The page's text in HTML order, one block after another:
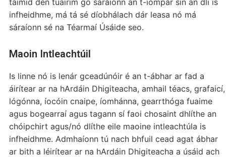
táimid den tuairim go sáraíonn an t-iompar sin an dlí is
infheidhme, má tá sé díobhálach dár leasa nó má
sáraíonn sé na Téarmaí Úsáide seo.
Maoin Intleachtúil
Is linne nó is lenár gceadúnóir é an t-ábhar ar fad a
áirítear ar na hArdáin Dhigiteacha, amhail téacs, grafaicí,
lógónna, íocóin cnaipe, íomhánna, gearrthóga fuaime
agus bogearraí agus tagann sí faoi chosaint dhlíthe an
chóipchirt agus/nó dlíthe eile maoine intleachtúla is
infheidhme. Admhaíonn tú nach bhfuil cead agat ábhar
ar bith a léirítear ar na hArdáin Dhigiteacha a úsáid ach